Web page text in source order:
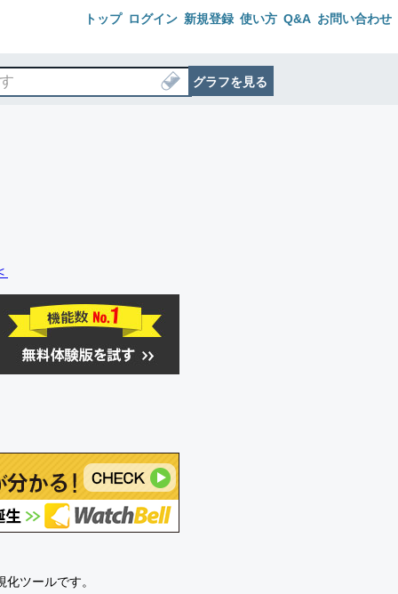
トップ ログイン 新規登録 使い方 Q&A お問い合わせ
グラフを見る
ツールです。